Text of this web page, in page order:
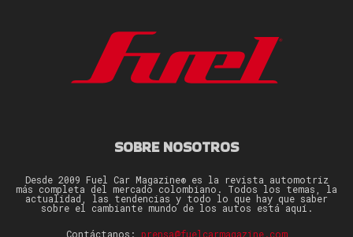
SOBRE NOSOTROS
Desde 2009 Fuel Car Magazine® es la revista automotriz
más completa del mercado colombiano. Todos los temas, la
actualidad, las tendencias y todo lo que hay que saber
sobre el cambiante mundo de los autos está aquí.
Contáctanos: prensa@fuelcarmagazine.com